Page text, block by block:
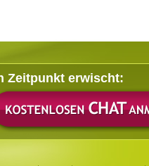
Zeitpunkt erwischt: